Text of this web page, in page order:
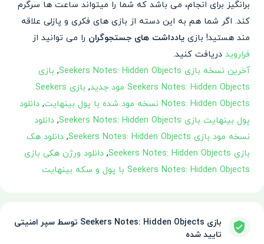
برانگیز برای انجام، می باشد که شما را میتواند ساعت ها سرگرم
کند. اگر شما هم به این دسته از بازی های فکری و پازلی علاقه
مند هستید! بازی یادداشت های جستجوگران را می توانید از
فراروید دریافت کنید.
آخرین نسخه بازی Seekers Notes: Hidden Objects
, بازی
Seekers Notes: Hidden Objects مود جدید
,
بازی Seekers
Notes: Hidden Objects نسخه مود شده با پول بینهایت
, دانلود
پول بینهایت بازی Seekers Notes: Hidden Objects
, دانلود
نسخه مود بازی Seekers Notes: Hidden Objects
, دانلود هک
بازی Seekers Notes: Hidden Objects
, دانلود ورژن هکی بازی
Seekers Notes: Hidden Objects با پول و سکه بینهایت
بازی Seekers Notes: Hidden Objects توسط سپر امنیتی
تایید شده